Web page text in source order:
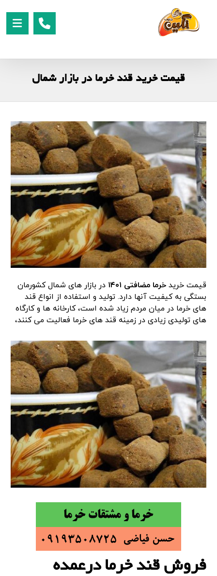
قیمت خرید قند خرما در بازار شمال
قیمت خریدخرما مضافتی ۱۴۰۱
در بازار های شمال کشورمان
بستگی به کیفیت آنها دارد. تولید و استفاده از انواع قند
های خرما در میان مردم زیاد شده است، کارخانه ها و کارگاه
های تولیدی زیادی در زمینه قند های خرما فعالیت می کنند،
فروش قند خرما درعمده